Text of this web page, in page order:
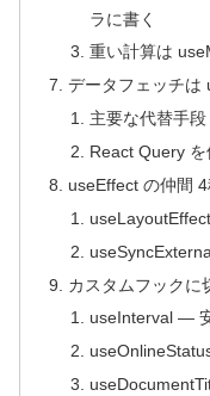
ラに書く
重い計算は
データフェッチは
主要な代替手段
React Query
useEffect の仲間
カスタムフックに
useInterval —